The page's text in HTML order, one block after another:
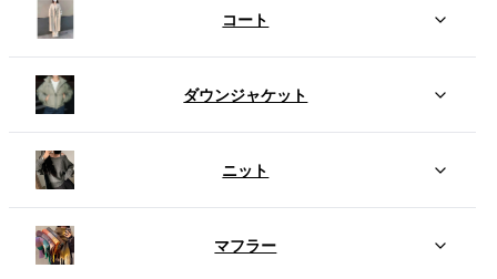
コート
ダウンジャケット
ニット
マフラー